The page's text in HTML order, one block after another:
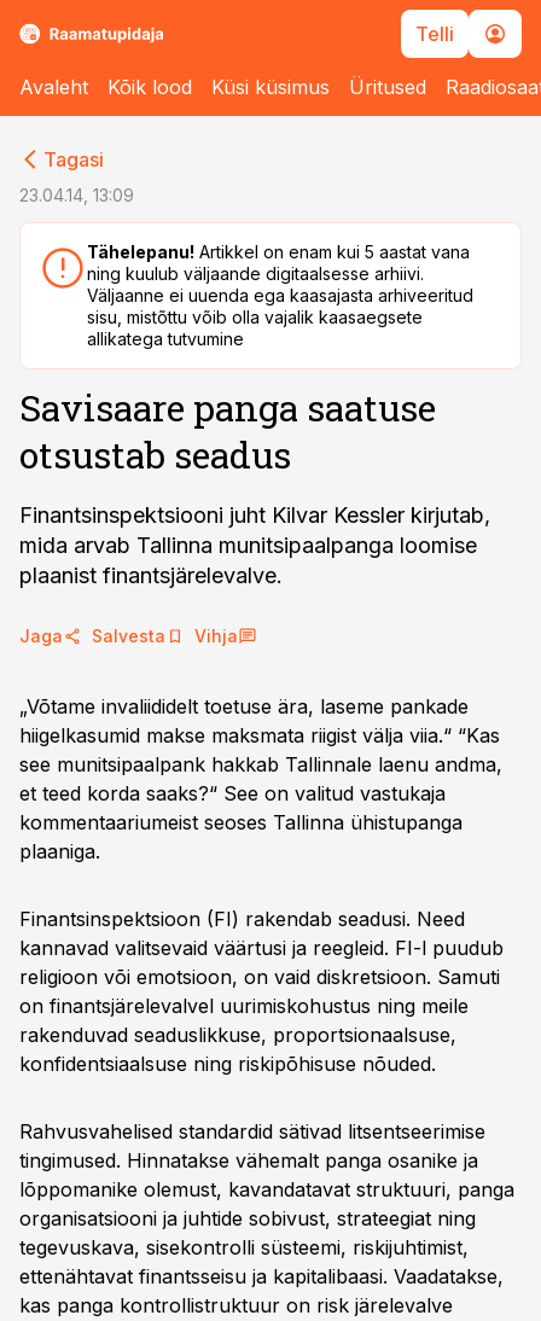
Telli
Avaleht Kõik lood Küsi küsimus Üritused
Tagasi
23.04.14, 13:09
Tähelepanu! Artikkel on enam kui 5 aastat vana
ning kuulub väljaande digitaalsesse arhiivi.
Väljaanne ei uuenda ega kaasajasta arhiveeritud
sisu, mistõttu võib olla vajalik kaasaegsete
allikatega tutvumine
Savisaare panga saatuse
otsustab seadus
Finantsinspektsiooni juht Kilvar Kessler kirjutab,
mida arvab Tallinna munitsipaalpanga loomise
plaanist finantsjärelevalve.
Jaga Salvesta Vihja
„Võtame invaliididelt toetuse ära, laseme pankade
hiigelkasumid makse maksmata riigist välja viia.“ “Kas
see munitsipaalpank hakkab Tallinnale laenu andma,
et teed korda saaks?“ See on valitud vastukaja
kommentaariumeist seoses Tallinna ühistupanga
plaaniga.
Finantsinspektsioon (FI) rakendab seadusi. Need
kannavad valitsevaid väärtusi ja reegleid. FI-l puudub
religioon või emotsioon, on vaid diskretsioon. Samuti
on finantsjärelevalvel uurimiskohustus ning meile
rakenduvad seaduslikkuse, proportsionaalsuse,
konfidentsiaalsuse ning riskipõhisuse nõuded.
Rahvusvahelised standardid sätivad litsentseerimise
tingimused. Hinnatakse vähemalt panga osanike ja
lõppomanike olemust, kavandatavat struktuuri, panga
organisatsiooni ja juhtide sobivust, strateegiat ning
tegevuskava, sisekontrolli süsteemi, riskijuhtimist,
ettenähtavat finantsseisu ja kapitalibaasi. Vaadatakse,
kas panga kontrollistruktuur on risk järelevalve